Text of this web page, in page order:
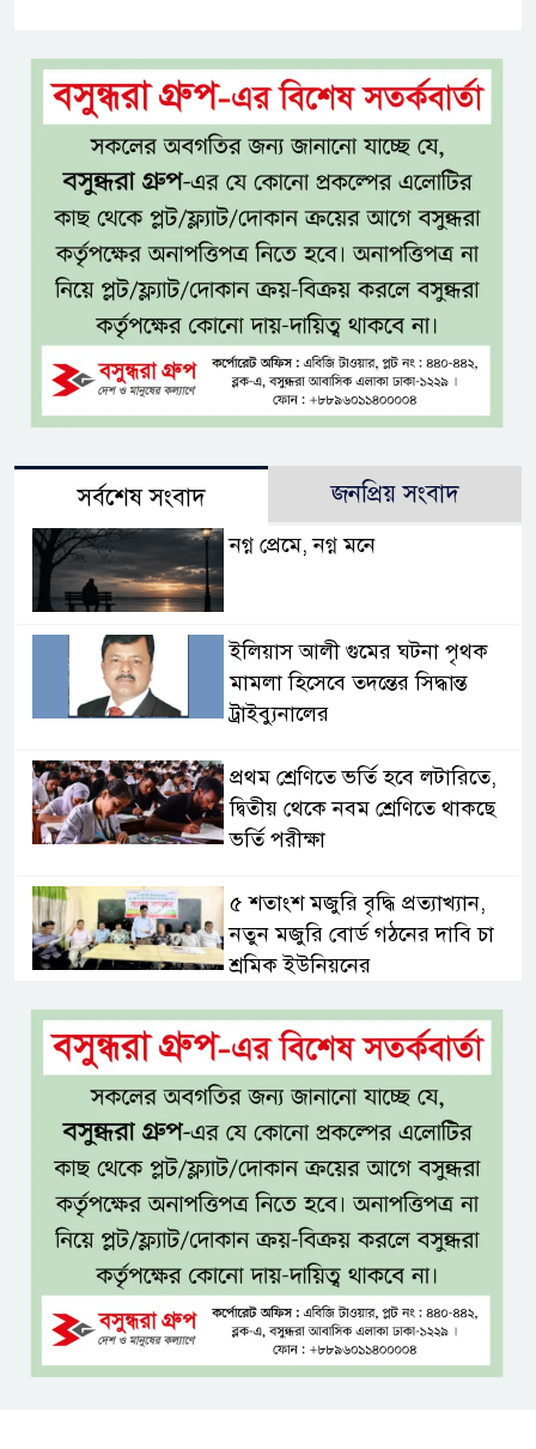
সর্বশেষ সংবাদ জনপ্রিয় সংবাদ
নগ্ন প্রেমে, নগ্ন মনে
ইলিয়াস আলী গুমের ঘটনা পৃথক
মামলা হিসেবে তদন্তের সিদ্ধান্ত
ট্রাইব্যুনালের
প্রথম শ্রেণিতে ভর্তি হবে লটারিতে,
দ্বিতীয় থেকে নবম শ্রেণিতে থাকছে
ভর্তি পরীক্ষা
৫ শতাংশ মজুরি বৃদ্ধি প্রত্যাখ্যান,
নতুন মজুরি বোর্ড গঠনের দাবি চা
শ্রমিক ইউনিয়নের
টাঙ্গাইল জেলা পরিষদের উদ্যোগে
২৩ লাখ টাকার আর্থিক অনুদানের
চেক বিতরণ
ধলেশ্বরী থেকে অবৈধ বালু উত্তোলন,
হুমকিতে শামসুল হক সেতু
বঙ্গভবনের নতুন বাসিন্দা কি মির্জা
ফখরুল? বিএনপিতে জোর
আলোচনা, সিদ্ধান্ত নেবেন তারেক
রহমান